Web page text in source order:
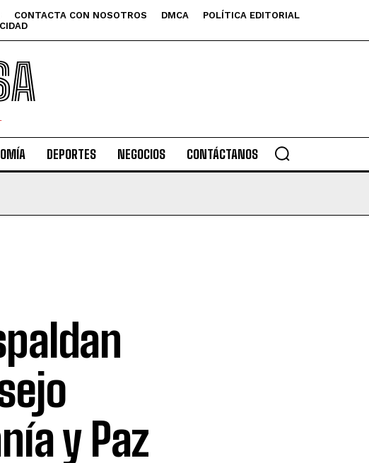
CONTACTA CON NOSOTROS DMCA
POLÍTICA EDITORIAL
DEPORTES NEGOCIOS CONTÁCTANOS
y Paz